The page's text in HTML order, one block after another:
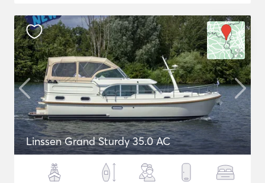
Linssen Grand Sturdy 35.0 AC